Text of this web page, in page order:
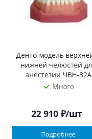
Денто-модель
нижней челюстей
анестезии ЧВН-32А
Много
22 910₽/шт
Подробнее